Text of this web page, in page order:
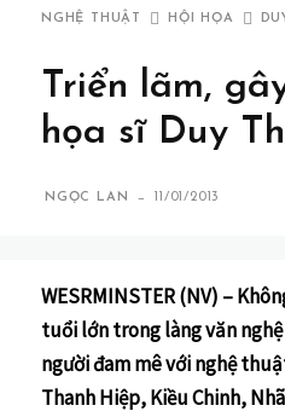
NGHỆ THUẬT HỘI HỌA
Triển lãm,
họa sĩ Duy
NGỌC LAN - 11/01/2013
WESRMINSTER (NV) –
tuổi lớn trong làng văn
người đam mê với nghệ
Thanh Hiệp, Kiều Chinh,